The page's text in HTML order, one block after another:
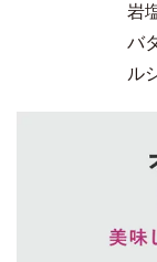
岩
バ
ル